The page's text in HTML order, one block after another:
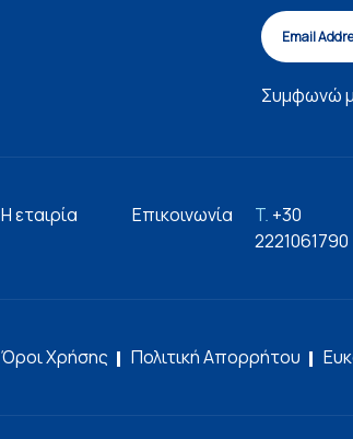
Συμφωνώ
Η εταιρία Επικοινωνία T. +30
2221061790
Όροι Χρήσης Πολιτική Απορρήτου